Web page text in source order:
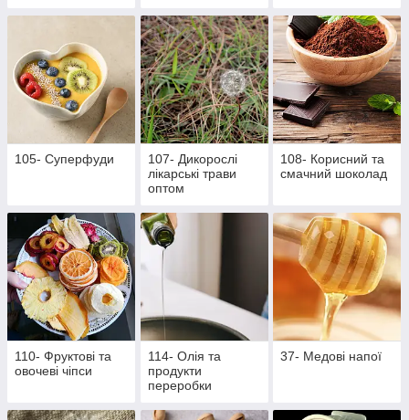
105- Суперфуди
107- Дикорослі
лікарські трави
оптом
108- Корисний та
смачний шоколад
110- Фруктові та
овочеві чіпси
114- Олія та
продукти
переробки
37- Медові напої